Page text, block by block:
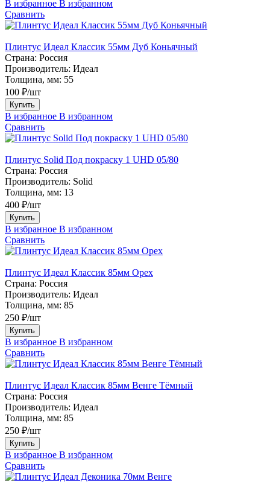
В избранное В избранном
Сравнить
Плинтус Идеал Классик 55мм Дуб Коньячный
Страна: Россия
Производитель: Идеал
Толщина, мм: 55
100 ₽/шт
Купить
В избранное В избранном
Сравнить
Плинтус Solid Под покраску 1 UHD 05/80
Страна: Россия
Производитель: Solid
Толщина, мм: 13
400 ₽/шт
Купить
В избранное В избранном
Сравнить
Плинтус Идеал Классик 85мм Орех
Страна: Россия
Производитель: Идеал
Толщина, мм: 85
250 ₽/шт
Купить
В избранное В избранном
Сравнить
Плинтус Идеал Классик 85мм Венге Тёмный
Страна: Россия
Производитель: Идеал
Толщина, мм: 85
250 ₽/шт
Купить
В избранное В избранном
Сравнить